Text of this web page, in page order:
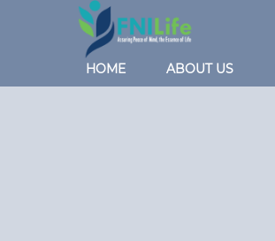
HOME ABOUT US